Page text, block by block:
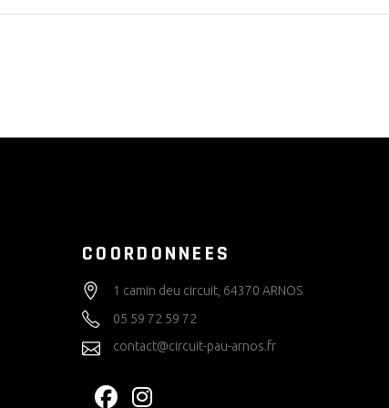
COORDONNEES
1 camin deu circuit, 64370 ARNOS
05 59 72 59 72
contact@circuit-pau-arnos.fr